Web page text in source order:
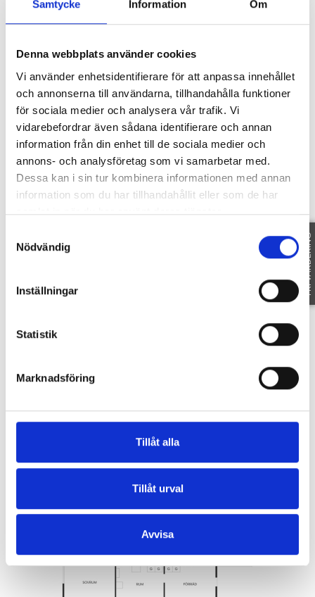
Samtycke Information Om
Denna webbplats använder cookies
Vi använder enhetsidentifierare för att anpassa innehållet
och annonserna till användarna, tillhandahålla funktioner
för sociala medier och analysera vår trafik. Vi
vidarebefordrar även sådana identifierare och annan
information från din enhet till de sociala medier och
annons- och analysföretag som vi samarbetar med.
Dessa kan i sin tur kombinera informationen med annan
information som du har tillhandahållit eller som de har
samlat in när du har använt deras tjänster.
Nödvändig
Inställningar
Statistik
Marknadsföring
Tillåt alla
Tillåt urval
Avvisa
SE FAKTA
Dokument
BESIKTNINGSPROTOKOLL 69675974 ASF FREDSG
Planritning
FRI VÄRDERING